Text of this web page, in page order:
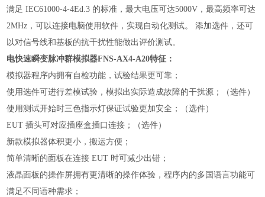
满足 IEC61000-4-4Ed.3 的标准，最大电压可达5000V，最高频率可达
2MHz，可以连接电脑使用软件，实现自动化测试。 添加选件，还可
以对信号线和基板的抗干扰性能做出评价测试。
电快速瞬变脉冲群模拟器FNS-AX4-A20特征：
模拟器程序内拥有自检功能，试验结果更可靠；
使用选件可进行差模试验，模拟出实际造成故障的干扰源；（选件）
使用测试开始时三色指示灯保证试验更加安全；（选件）
EUT 插头可对应插座盒插口连接；（选件）
新款模拟器体积更小，搬运方便；
简单清晰的面板在连接 EUT 时可减少出错；
液晶面板的操作屏拥有更清晰的操作体验，程序内的多国语言功能可
满足不同语种需求；